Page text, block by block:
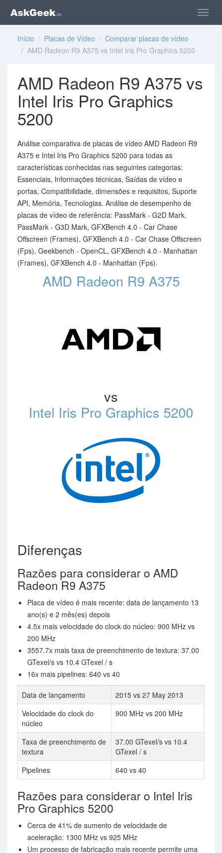
Início / Placas de Vídeo / Comparar placas de vídeo
/ AMD Radeon R9 A375 vs Intel Iris Pro Graphics 5200
AMD Radeon R9 A375 vs
Intel Iris Pro Graphics
5200
Análise comparativa de placas de vídeo AMD Radeon R9
A375 e Intel Iris Pro Graphics 5200 para todas as
características conhecidas nas seguintes categorias:
Essenciais, Informações técnicas, Saídas de vídeo e
portas, Compatibilidade, dimensões e requisitos, Suporte
API, Memória, Tecnologias. Análise de desempenho de
placas de vídeo de referência: PassMark - G2D Mark,
PassMark - G3D Mark, GFXBench 4.0 - Car Chase
Offscreen (Frames), GFXBench 4.0 - Car Chase Offscreen
(Fps), Geekbench - OpenCL, GFXBench 4.0 - Manhattan
(Frames), GFXBench 4.0 - Manhattan (Fps).
AMD Radeon R9 A375
vs
Intel Iris Pro Graphics 5200
Diferenças
Razões para considerar o AMD
Radeon R9 A375
Placa de vídeo é mais recente: data de lançamento 13
ano(s) e 2 mês(es) depois
4.5x mais velocidade do clock do núcleo: 900 MHz vs
200 MHz
3557.7x mais taxa de preenchimento de textura: 37.00
GTexel/s vs 10.4 GTexel / s
16x mais pipelines: 640 vs 40
Data de lançamento
2015 vs 27 May 2013
Velocidade do clock do
núcleo
900 MHz vs 200 MHz
Taxa de preenchimento de
textura
37.00 GTexel/s vs 10.4
GTexel / s
Pipelines
640 vs 40
Razões para considerar o Intel Iris
Pro Graphics 5200
Cerca de 41% de aumento de velocidade de
aceleração: 1300 MHz vs 925 MHz
Um processo de fabricação mais recente permite uma